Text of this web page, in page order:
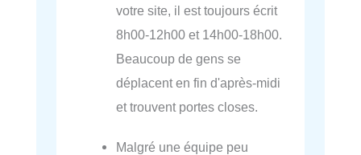
votre site, il est toujours écrit
8h00-12h00 et 14h00-18h00.
Beaucoup de gens se
déplacent en fin d'après-midi
et trouvent portes closes.
Malgré une équipe peu